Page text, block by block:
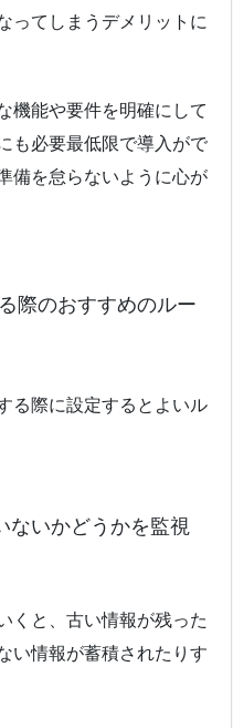
ってしまうデメリットに
機能や要件を明確にして
も必要最低限で導入がで
備を怠らないように心が
際のおすすめのルー
る際に設定するとよいル
ないかどうかを監視
くと、古い情報が残った
い情報が蓄積されたりす